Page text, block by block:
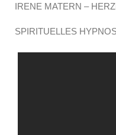
IRENE MATERN –
SPIRITUELLES